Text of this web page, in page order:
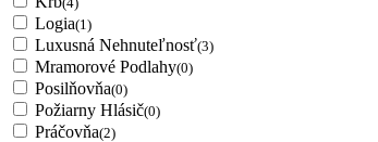
Logia(1)
Luxusná Nehnuteľnosť(3)
Mramorové Podlahy(0)
Posilňovňa(0)
Požiarny Hlásič(0)
Práčovňa(2)